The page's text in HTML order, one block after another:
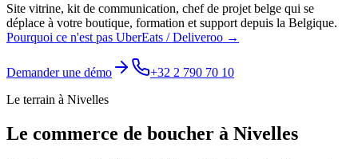
Site vitrine, kit de communication, chef de projet belge qui se
déplace à votre boutique, formation et support depuis la Belgique.
Pourquoi ce n'est pas UberEats / Deliveroo →
Demander une démo
+32 2 790 70 10
Le terrain à Nivelles
Le commerce de boucher à Nivelles